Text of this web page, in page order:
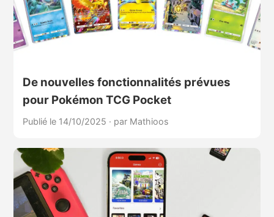
De nouvelles fonctionnalités prévues
pour Pokémon TCG Pocket
Publié le 14/10/2025 · par Mathioos